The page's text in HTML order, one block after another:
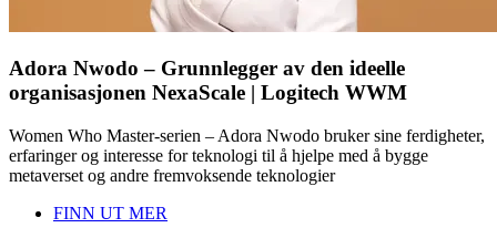
Adora Nwodo – Grunnlegger av den ideelle
organisasjonen NexaScale | Logitech WWM
Women Who Master-serien – Adora Nwodo bruker sine ferdigheter,
erfaringer og interesse for teknologi til å hjelpe med å bygge
metaverset og andre fremvoksende teknologier
FINN UT MER